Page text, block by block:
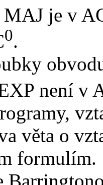
je v
0.
není v
věta o
formulím.